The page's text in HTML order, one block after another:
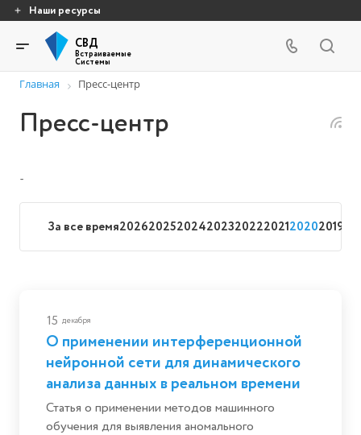
Наши ресурсы
СВД
Встраиваемые
Системы
Главная Пресс-центр
Пресс-центр
-
За все время20262025202420232022202120202019
15 декабря
О применении интерференционной
нейронной сети для динамического
анализа данных в реальном времени
Статья о применении методов машинного
обучения для выявления аномального